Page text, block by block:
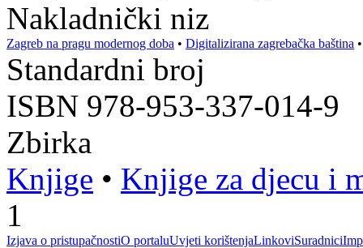
Nakladnički niz
Zagreb na pragu modernog doba • Digitalizirana zagrebačka baština
Standardni broj
ISBN 978-953-337-014-9
Zbirka
Knjige • Knjige za djecu i
1
Izjava o pristupačnostiO portaluUvjeti korištenjaLinkoviSuradnici